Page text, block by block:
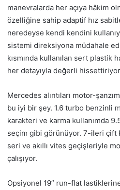
manevralarda her açıya hâkim
özelliğine sahip adaptif hız
neredeyse kendi kendini
sistemi direksiyona müdahale
kısmında kullanılan sert plastik
her detayıyla değerli
Mercedes alıntıları motor-
bu iyi bir şey. 1.6 turbo benzinli
karakteri ve karma kullanımda
seçim gibi görünüyor. 7-ileri çift
seri ve akıllı vites geçişleriyle
çalışıyor.
Opsiyonel 19” run-flat